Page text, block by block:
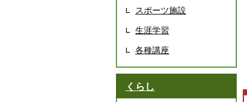
スポーツ施設
生涯学習
各種講座
くらし